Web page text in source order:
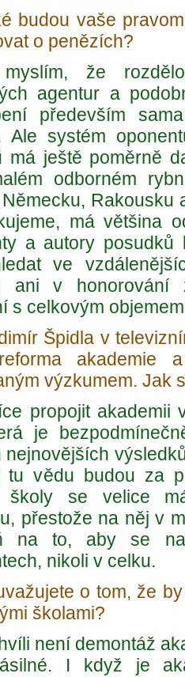
budou vaše
o penězích?
že
agentur a
především
Ale systém
má ještě poměrně
odborném
má většina
a autory
ve
ani v honorování
s celkovým
Špidla v
akademie
výzkumem. Jak
propojit akademii
je
nejnovějších
tu vědu budou za
školy se velice
přestože na něj v
na to, aby se
nikoli v celku.
o tom, že
školami?
není demontáž
I když je